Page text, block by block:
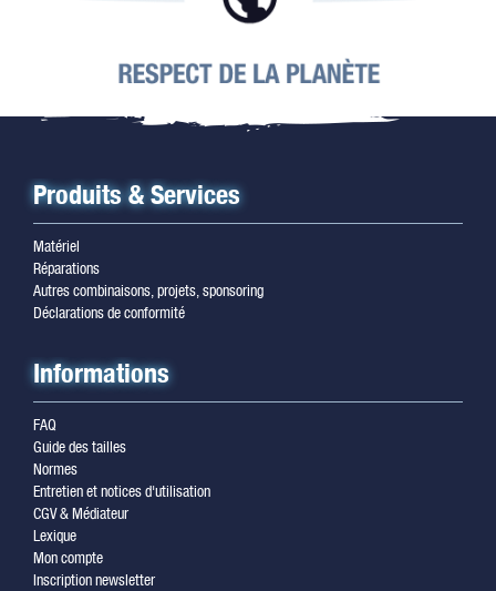
Produits & Services
Matériel
Réparations
Autres combinaisons, projets, sponsoring
Déclarations de conformité
Informations
FAQ
Guide des tailles
Normes
Entretien et notices d'utilisation
CGV & Médiateur
Lexique
Mon compte
Inscription newsletter